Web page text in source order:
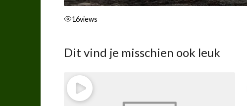
16views
Dit vind je misschien ook leuk